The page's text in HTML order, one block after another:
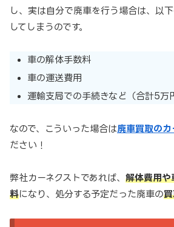
し、実は自分で廃車を行う場合は、以
してしまうのです。
車の解体手数料
車の運送費用
運輸支局での手続きなど（合計5万
なので、こういった場合は廃車買取のカ
ださい！
弊社カーネクストであれば、 解体費用や
料になり、処分する予定だった廃車の